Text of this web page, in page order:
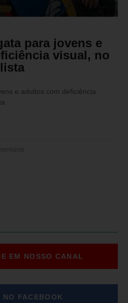
para jovens e
visual, no
e adultos com deficiência
EM NOSSO CANAL
NO FACEBOOK